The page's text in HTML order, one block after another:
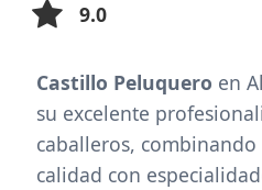
9.0
Castillo Peluquero en
su excelente
caballeros,
calidad con